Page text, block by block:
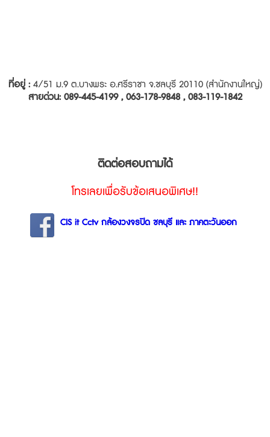
ที่อยู่ :4/51 ม.9 ต.บางพระ อ.ศรีราชา จ.ชลบุรี 20110 (สำนักงานใหญ่)
สายด่วน: 089-445-4199 , 063-178-9848 , 083-119-1842
ติดต่อสอบถามได้
โทรเลยเพื่อรับข้อเสนอพิเศษ!!
CIS it Cctv กล้องวงจรปิด ชลบุรี และ ภาคตะวันออก